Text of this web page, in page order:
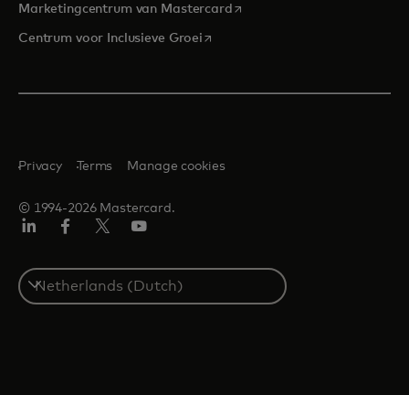
Marketingcentrum van Mastercardopens in a new tab
Centrum voor Inclusieve Groeiopens in a new tab
© 1994-2026 Mastercard.
Privacy Terms Manage cookies
Select
a
country